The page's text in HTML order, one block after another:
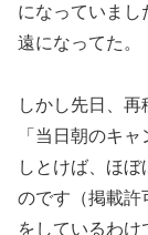
になっていまし
遠になってた。
しかし先日、再
「当日朝のキ
しとけば、ほ
のです（掲載許
をしているわ